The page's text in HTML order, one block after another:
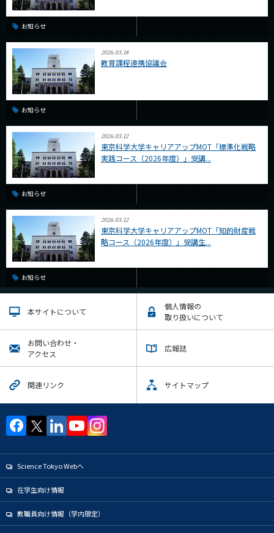
お知らせ
2026.03.18
教育課程連携協議会
お知らせ
2026.03.12
東京科学大学キャリアアップMOT「標準化戦略
実践コース（2026年度）」受講...
お知らせ
2026.03.12
東京科学大学キャリアアップMOT「知的財産戦
略コース（2026年度）」受講生...
お知らせ
本サイトについて
個人情報の
取り扱いについて
お問い合わせ・
アクセス
広報誌
関連リンク サイトマップ
Science Tokyo Webヘ
在学生向け情報
教職員向け情報（学内限定）